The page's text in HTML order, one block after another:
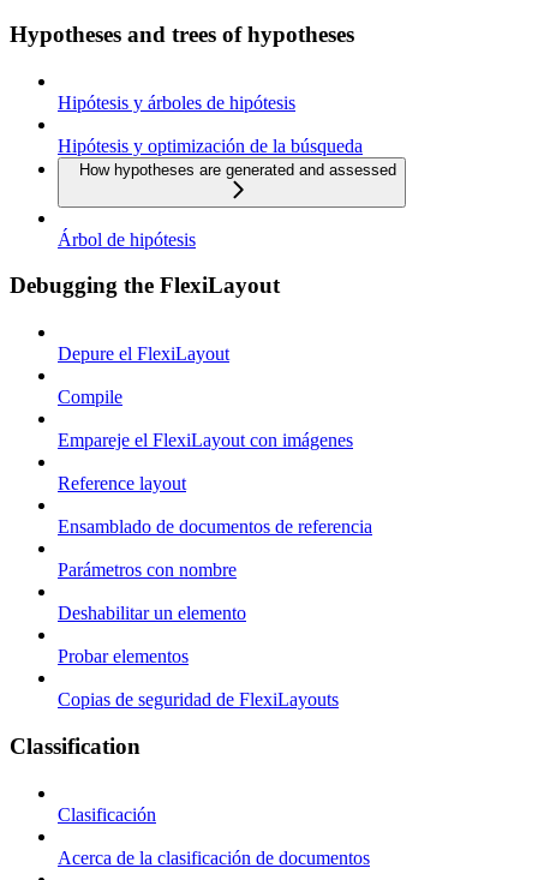
Hypotheses and trees of hypotheses
Hipótesis y árboles de hipótesis
Hipótesis y optimización de la búsqueda
How hypotheses are generated and assessed
Árbol de hipótesis
Debugging the FlexiLayout
Depure el FlexiLayout
Compile
Empareje el FlexiLayout con imágenes
Reference layout
Ensamblado de documentos de referencia
Parámetros con nombre
Deshabilitar un elemento
Probar elementos
Copias de seguridad de FlexiLayouts
Classification
Clasificación
Acerca de la clasificación de documentos